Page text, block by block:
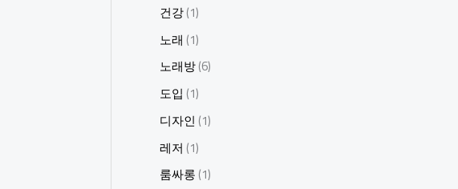
건강(1)
노래 (1)
노래방(6)
도입 (1)
디자인(1)
레저 (1)
룸싸롱(1)